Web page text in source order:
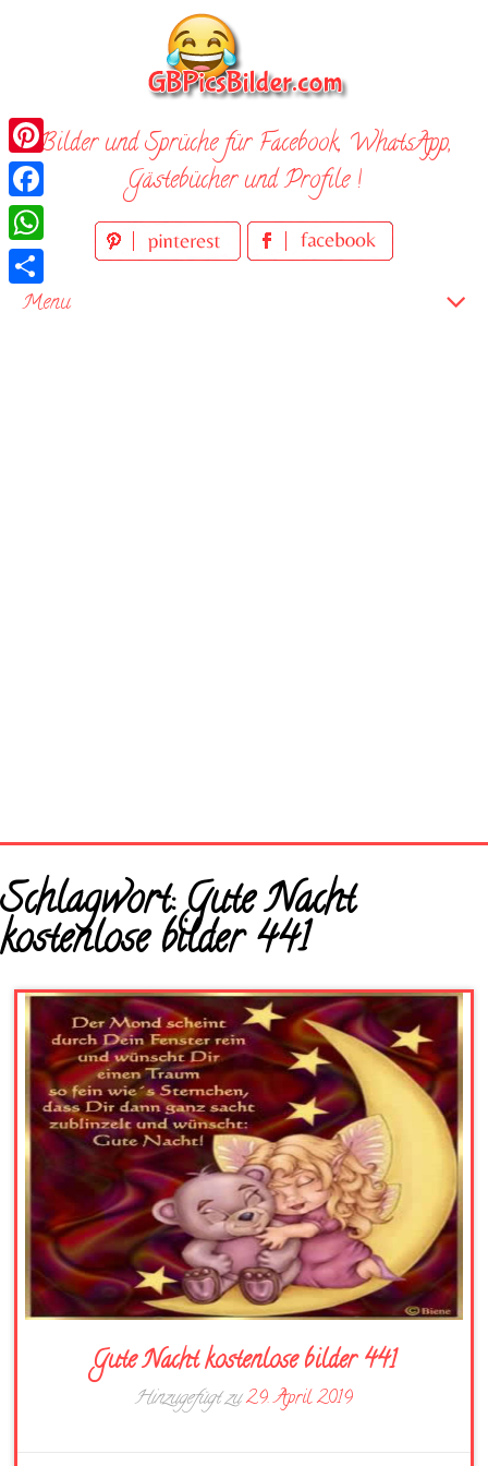
Bilder und Sprüche für Facebook, WhatsApp,
Gästebücher und Profile !
Menu
Startseite
Neue Bilder
Schlagwort:Gute Nacht
kostenlose bilder 441
Gute Nacht kostenlose bilder 441
Hinzugefügt zu29. April 2019
Pinterest
Facebook
WhatsApp
Teilen